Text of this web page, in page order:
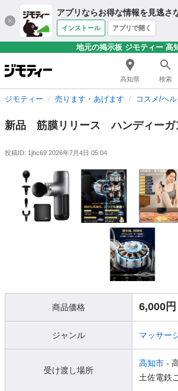
アプリならお得な情報を見逃さ
インストール アプリで開く
地元の掲示板 ジモティー 高
高知県 検索
ジモティー 売ります・あげます コスメ/ヘ
新品 筋膜リリース ハンディーガ
投稿ID: 1jhc69 2026年7月4日 05:04
商品価格 6,000円
ジャンル マッサー
受け渡し場所
高知市 -
土佐電鉄